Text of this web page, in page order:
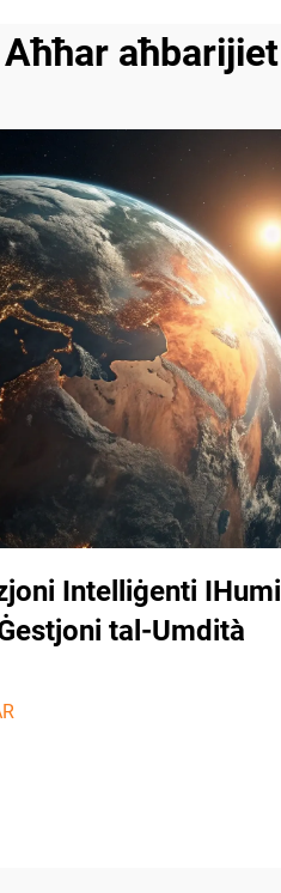
aħbarijiet
Intelliġenti IHumi
tal-Umdità